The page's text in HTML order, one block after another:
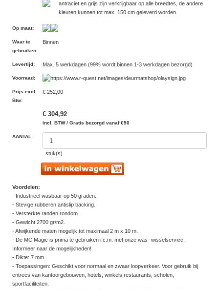
antraciet en grijs zijn verkrijgbaar op alle breedtes, de andere
kleuren kunnen tot max. 150 cm geleverd worden.
Op maat:
Waar te
gebruiken:
Binnen
Levertijd : Max. 5 werkdagen (99% wordt binnen 1-3 werkdagen bezorgd)
Voorraad :
Prijs excl.
Btw:
€ 252,00
€ 304,92
incl. BTW / Gratis bezorgd vanaf €50
AANTAL:
stuk(s)
Voordelen:
- Industrieel wasbaar op 50 graden.
- Stevige rubberen antislip backing.
- Versterkte randen rondom.
- Gewicht 2700 gr/m2.
- Afwijkende maten mogelijk tot maximaal 2 m x 10 m.
- De MC Magic is prima te gebruiken i.c.m. met onze was- wisselservice.
Informeer naar de mogelijkheden!
- Dikte: 7 mm
- Toepassingen: Geschikt voor normaal en zwaar loopverkeer. Voor gebruik bij
entrees van kantoorgebouwen, hotels, winkels,restaurants, scholen,
sportfaciliteiten.